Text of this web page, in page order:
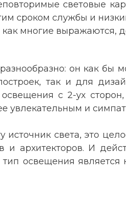
световые
сроком службы и
многие выражаются,
он как бы
так и для
с 2-ух
увлекательным и
света, это
архитекторов. И
освещения